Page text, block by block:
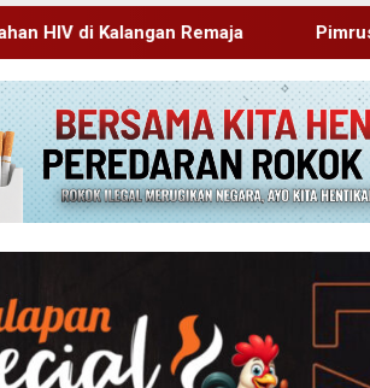
Pimrus Filesatu.co.id Supono,